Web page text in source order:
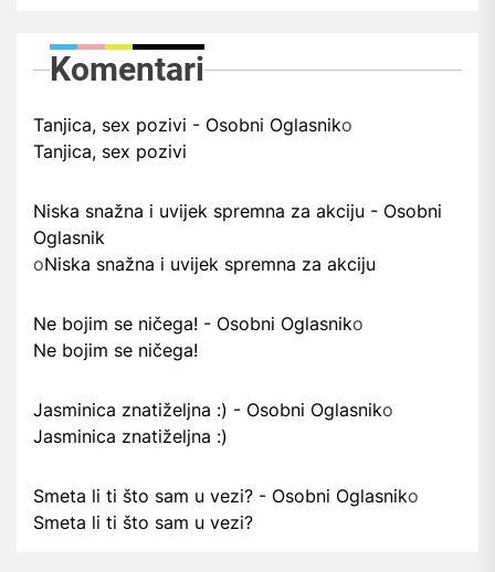
Komentari
Tanjica, sex pozivi - Osobni Oglasniko
Tanjica, sex pozivi
Niska snažna i uvijek spremna za akciju - Osobni
Oglasnik
oNiska snažna i uvijek spremna za akciju
Ne bojim se ničega! - Osobni Oglasniko
Ne bojim se ničega!
Jasminica znatiželjna :) - Osobni Oglasniko
Jasminica znatiželjna :)
Smeta li ti što sam u vezi? - Osobni Oglasniko
Smeta li ti što sam u vezi?